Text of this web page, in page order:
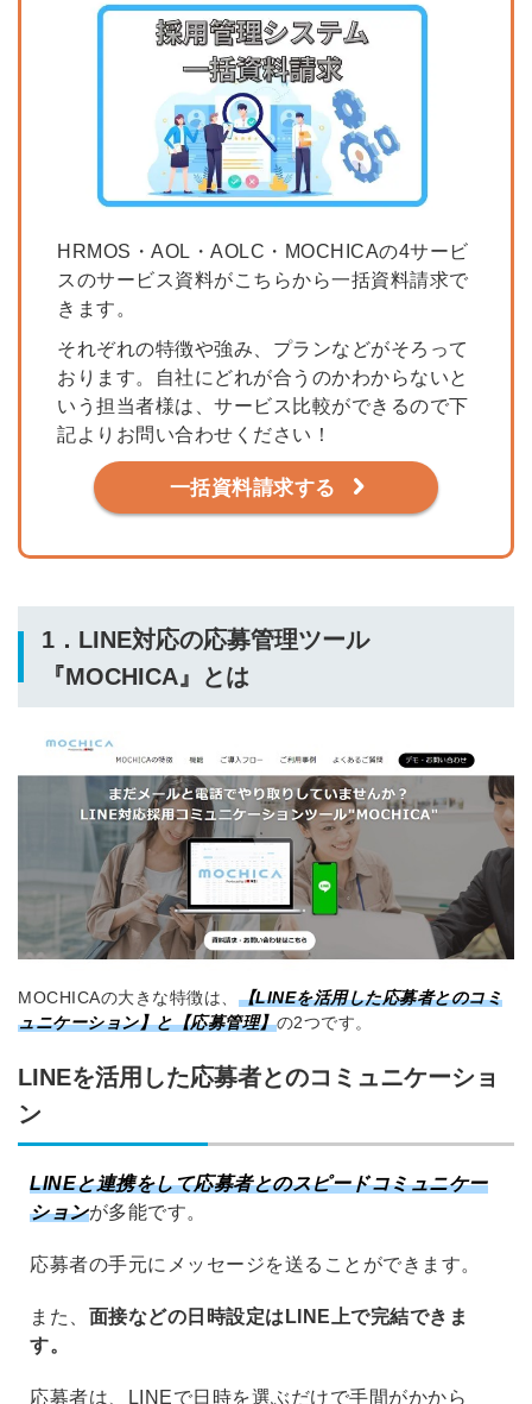
HRMOS・AOL・AOLC・MOCHICAの4サービ
スのサービス資料がこちらから一括資料請求で
きます。
それぞれの特徴や強み、プランなどがそろって
おります。自社にどれが合うのかわからないと
いう担当者様は、サービス比較ができるので下
記よりお問い合わせください！
一括資料請求する
1．LINE対応の応募管理ツール
『MOCHICA』とは
MOCHICAの大きな特徴は、 【LINEを活用した応募者とのコミ
ュニケーション】と【応募管理】の2つです。
LINEを活用した応募者とのコミュニケーショ
ン
LINEと連携をして応募者とのスピードコミュニケー
ションが多能です。
応募者の手元にメッセージを送ることができます。
また、 面接などの日時設定はLINE上で完結できま
す。
応募者は、LINEで日時を選ぶだけで手間がかから